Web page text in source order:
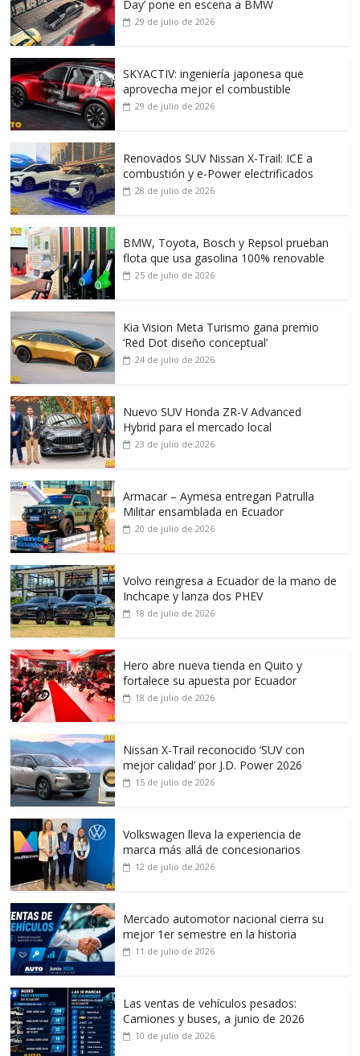
Day’ pone en escena a BMW
29 de julio de 2026
SKYACTIV: ingeniería japonesa que
aprovecha mejor el combustible
29 de julio de 2026
Renovados SUV Nissan X-Trail: ICE a
combustión y e-Power electrificados
28 de julio de 2026
BMW, Toyota, Bosch y Repsol prueban
flota que usa gasolina 100% renovable
25 de julio de 2026
Kia Vision Meta Turismo gana premio
‘Red Dot diseño conceptual’
24 de julio de 2026
Nuevo SUV Honda ZR-V Advanced
Hybrid para el mercado local
23 de julio de 2026
Armacar – Aymesa entregan Patrulla
Militar ensamblada en Ecuador
20 de julio de 2026
Volvo reingresa a Ecuador de la mano de
Inchcape y lanza dos PHEV
18 de julio de 2026
Hero abre nueva tienda en Quito y
fortalece su apuesta por Ecuador
18 de julio de 2026
Nissan X-Trail reconocido ‘SUV con
mejor calidad’ por J.D. Power 2026
15 de julio de 2026
Volkswagen lleva la experiencia de
marca más allá de concesionarios
12 de julio de 2026
Mercado automotor nacional cierra su
mejor 1er semestre en la historia
11 de julio de 2026
Las ventas de vehículos pesados:
Camiones y buses, a junio de 2026
10 de julio de 2026